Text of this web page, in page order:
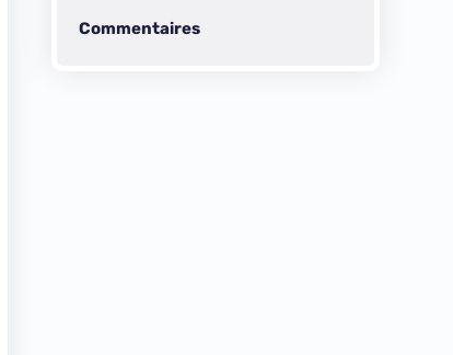
Commentaires